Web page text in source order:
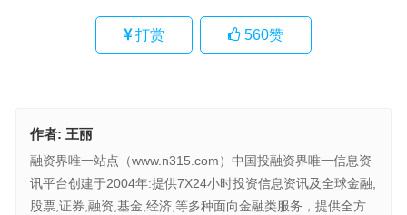
打赏 560赞
作者: 王丽
融资界唯一站点（www.n315.com）中国投融资界唯一信息资
讯平台创建于2004年:提供7X24小时投资信息资讯及全球金融,
股票,证券,融资,基金,经济,等多种面向金融类服务，提供全方